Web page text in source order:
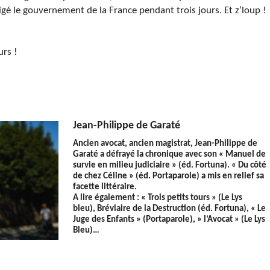
le gouvernement de la France pendant trois jours. Et z’loup !
!
Jean-Philippe de Garaté
Ancien avocat, ancien magistrat, Jean-Philippe de
Garaté a défrayé la chronique avec son « Manuel de
survie en milieu judiciaire » (éd. Fortuna). « Du côté
de chez Céline » (éd. Portaparole) a mis en relief sa
facette littéraire.
A lire également : «
Trois petits tours » (Le Lys
bleu), Bréviaire de la Destruction (éd. Fortuna), « Le
Juge des Enfants » (Portaparole), » l’Avocat » (Le Lys
Bleu)…